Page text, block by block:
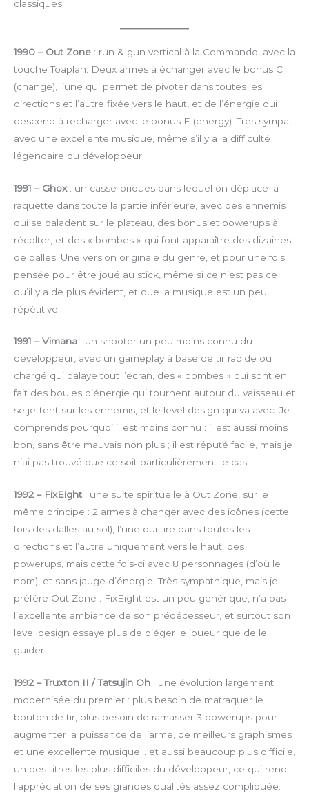
classiques.
1990 – Out Zone : run & gun vertical à la Commando, avec la
touche Toaplan. Deux armes à échanger avec le bonus C
(change), l’une qui permet de pivoter dans toutes les
directions et l’autre fixée vers le haut, et de l’énergie qui
descend à recharger avec le bonus E (energy). Très sympa,
avec une excellente musique, même s’il y a la difficulté
légendaire du développeur.
1991 – Ghox: un casse-briques dans lequel on déplace la
raquette dans toute la partie inférieure, avec des ennemis
qui se baladent sur le plateau, des bonus et powerups à
récolter, et des « bombes » qui font apparaître des dizaines
de balles. Une version originale du genre, et pour une fois
pensée pour être joué au stick, même si ce n’est pas ce
qu’il y a de plus évident, et que la musique est un peu
répétitive.
1991 – Vimana : un shooter un peu moins connu du
développeur, avec un gameplay à base de tir rapide ou
chargé qui balaye tout l’écran, des « bombes » qui sont en
fait des boules d’énergie qui tournent autour du vaisseau et
se jettent sur les ennemis, et le level design qui va avec. Je
comprends pourquoi il est moins connu : il est aussi moins
bon, sans être mauvais non plus ; il est réputé facile, mais je
n’ai pas trouvé que ce soit particulièrement le cas.
1992 – FixEight : une suite spirituelle à Out Zone, sur le
même principe : 2 armes à changer avec des icônes (cette
fois des dalles au sol), l’une qui tire dans toutes les
directions et l’autre uniquement vers le haut, des
powerups, mais cette fois-ci avec 8 personnages (d’où le
nom), et sans jauge d’énergie. Très sympathique, mais je
préfère Out Zone : FixEight est un peu générique, n’a pas
l’excellente ambiance de son prédécesseur, et surtout son
level design essaye plus de piéger le joueur que de le
guider.
1992 – Truxton II / Tatsujin Oh : une évolution largement
modernisée du premier : plus besoin de matraquer le
bouton de tir, plus besoin de ramasser 3 powerups pour
augmenter la puissance de l’arme, de meilleurs graphismes
et une excellente musique… et aussi beaucoup plus difficile,
un des titres les plus difficiles du développeur, ce qui rend
l’appréciation de ses grandes qualités assez compliquée.